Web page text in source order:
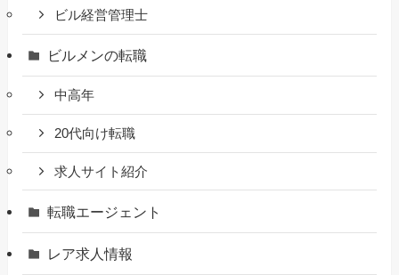
ビル経営管理士
ビルメンの転職
中高年
20代向け転職
求人サイト紹介
転職エージェント
レア求人情報